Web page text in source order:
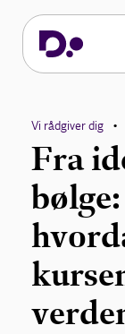
Vi rådgiver dig •
Fra